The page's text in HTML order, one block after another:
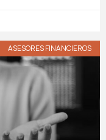
ASESORES FINANCIEROS